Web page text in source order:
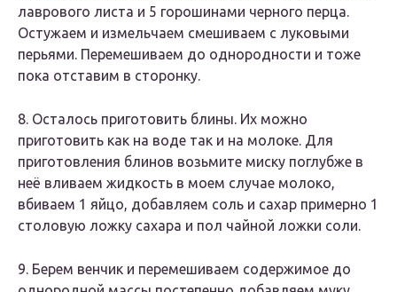
лаврового листа и 5 горошинами черного перца.
Остужаем и измельчаем смешиваем с луковыми
перьями. Перемешиваем до однородности и тоже
пока отставим в сторонку.
8. Осталось приготовить блины. Их можно
приготовить как на воде так и на молоке. Для
приготовления блинов возьмите миску поглубже в
неё вливаем жидкость в моем случае молоко,
вбиваем 1 яйцо, добавляем соль и сахар примерно 1
столовую ложку сахара и пол чайной ложки соли.
9. Берем венчик и перемешиваем содержимое до